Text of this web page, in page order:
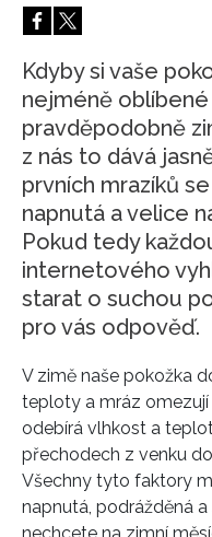
HOME
Kdyby si vaše
nejméně
pravděpodobně
z nás to dává
prvních mrazíků
napnutá a velice
Pokud tedy
internetového
starat o suchou
pro vás odpověď.
V zimě naše pokožka
teploty a mráz
odebírá vlhkost a
přechodech z venku
Všechny tyto faktory
napnutá, podrážděná